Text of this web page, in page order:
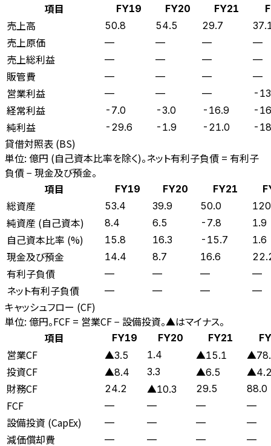
項目
FY19 FY20 FY21
売上高 50.8 54.5 29.7
売上原価 — — — —
売上総利益 — — — —
販管費 — — — —
営業利益 — — — -
経常利益 -7.0 -3.0 -16.9 -
純利益 -29.6 -1.9 -21.0 -
貸借対照表 (BS)
単位: 億円 (自己資本比率を除く)。ネット有利子負債 = 有利子
負債 − 現金及び預金。
項目
FY19 FY20 FY21
総資産 53.4 39.9 50.0 120
純資産 (自己資本) 8.4 6.5 -7.8 1.9
自己資本比率 (%) 15.8 16.3 -15.7 1.6
現金及び預金 14.4 8.7 16.6
有利子負債 — — — —
ネット有利子負債 — — — —
キャッシュフロー (CF)
単位: 億円。FCF = 営業CF − 設備投資。▲はマイナス。
項目
FY19 FY20 FY21
営業CF ▲3.5 1.4 ▲15.1
投資CF ▲8.4 3.3 ▲6.5
財務CF 24.2 ▲10.3 29.5 88.0
FCF — — — —
設備投資 (CapEx) — — — —
減価償却費 — — — —